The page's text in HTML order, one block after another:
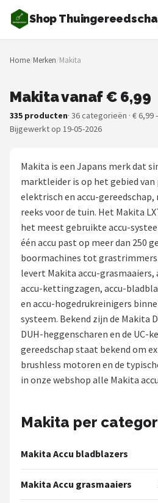
Shop
Zoeken
NAVIGATIE
Merken
Borderplanten
Grasmaaiers
Hogedrukreinigers
Onkruidbranders
Shop
POPULAIRE MERKEN
To the South
Talen Tools
Husqvarna
Bosch
Home/Merken/Makita
Makita vanaf € 6,99
335 producten· 36 categorieën · € 6,99
Bijgewerkt op 19-05-2026
Makita is een Japans merk dat
marktleider is op het gebied
elektrisch en accu-
reeks voor de tuin. Het Makita
het meest gebruikte accu-
één accu past op meer dan 250
boormachines tot
levert Makita accu-grasmaaiers,
accu-kettingzagen, accu-
en accu-hogedrukreinigers
systeem. Bekend zijn de Makita
DUH-heggenscharen en de UC-
gereedschap staat bekend om
brushless motoren en de
in onze webshop alle Makita
Makita per
Makita Accu bladblazers
Makita Accu grasmaaiers